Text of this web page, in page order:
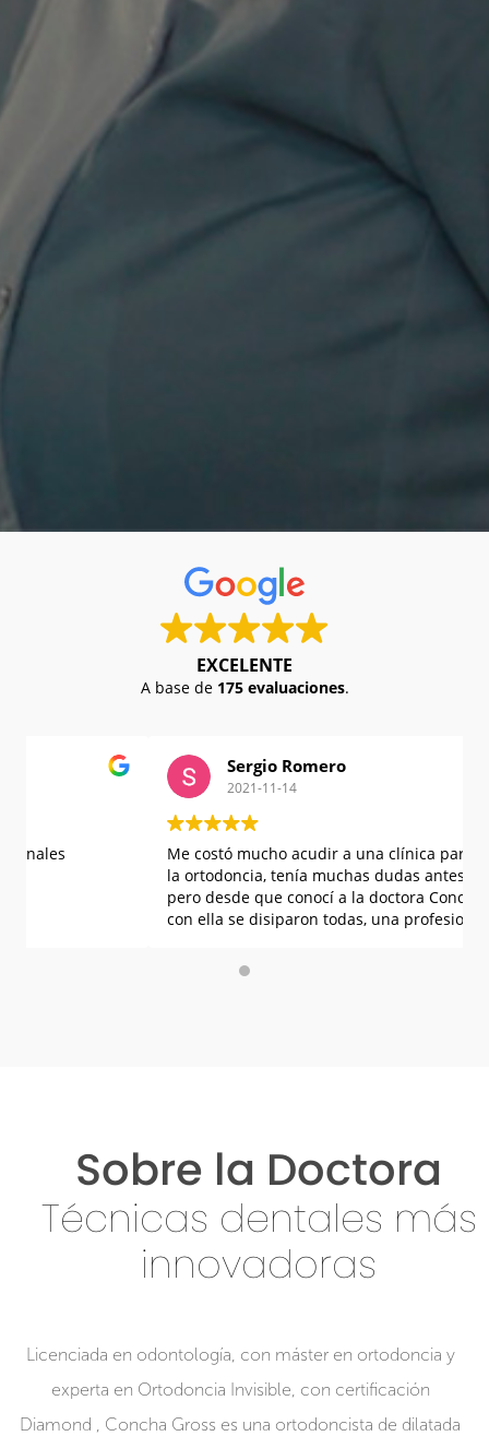
EXCELENTE
A base de 175 evaluaciones.
Sergio Romero
2021-11-14
Me costó mucho acudir a una clínica para ponerme
la ortodoncia, tenía muchas dudas antes de entrar,
pero desde que conocí a la doctora Concha y hablé
con ella se disiparon todas, una profesional de pies
mejores de toda la zona, se lo recomiendo a todo el
Sobre la Doctora
Técnicas dentales más
innovadoras
Licenciada en odontología, con máster en ortodoncia y
experta en Ortodoncia Invisible, con certificación
Diamond , Concha Gross es una ortodoncista de dilatada